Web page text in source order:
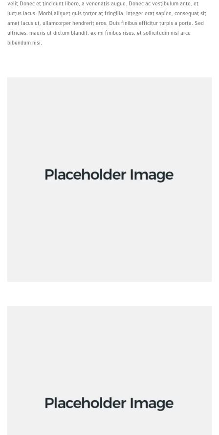
velit.Donec et tincidunt libero, a venenatis augue. Donec ac vestibulum ante, et
luctus lacus. Morbi aliquet quis tortor at fringilla. Integer erat sapien, consequat sit
amet lacus ut, ullamcorper hendrerit eros. Duis finibus efficitur turpis a porta. Sed
ultricies, mauris ut dictum blandit, ex mi finibus risus, et sollicitudin nisl arcu
bibendum nisi.